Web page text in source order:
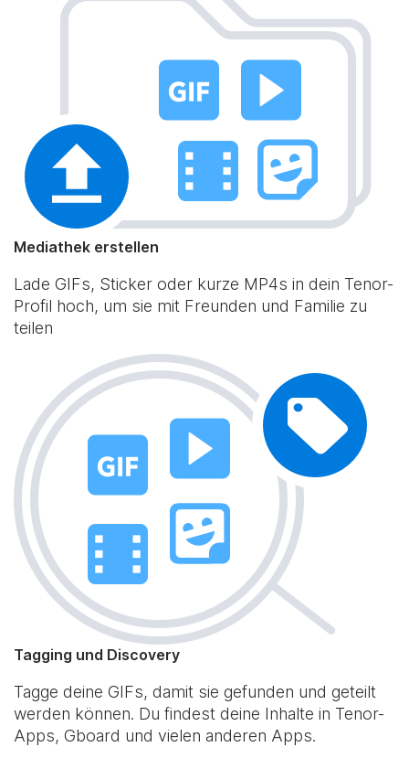
Mediathek erstellen
Lade GIFs, Sticker oder kurze MP4s in dein Tenor-
Profil hoch, um sie mit Freunden und Familie zu
teilen
Tagging und Discovery
Tagge deine GIFs, damit sie gefunden und geteilt
werden können. Du findest deine Inhalte in Tenor-
Apps, Gboard und vielen anderen Apps.